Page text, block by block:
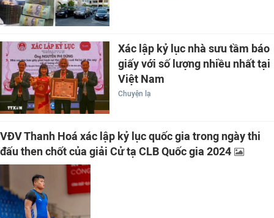
Xác lập kỷ lục nhà sưu tầm báo
giấy với số lượng nhiều nhất tại
Việt Nam
Chuyện lạ
VĐV Thanh Hoá xác lập kỷ lục quốc gia trong ngày thi
đấu then chốt của giải Cử tạ CLB Quốc gia 2024